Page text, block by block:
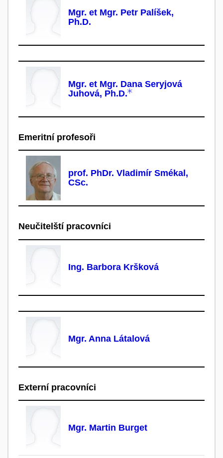
Mgr. et Mgr. Petr Palíšek,
Ph.D.
Mgr. et Mgr. Dana Seryjová
Juhová, Ph.D.
Emeritní profesoři
prof. PhDr. Vladimír Smékal,
CSc.
Neučitelští pracovníci
Ing. Barbora Kršková
Mgr. Anna Látalová
Externí pracovníci
Mgr. Martin Burget